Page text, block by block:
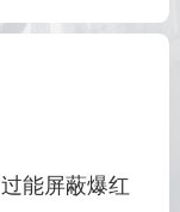
游能屏蔽爆红